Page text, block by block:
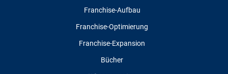
Franchise-Aufbau
Franchise-Optimierung
Franchise-Expansion
Bücher